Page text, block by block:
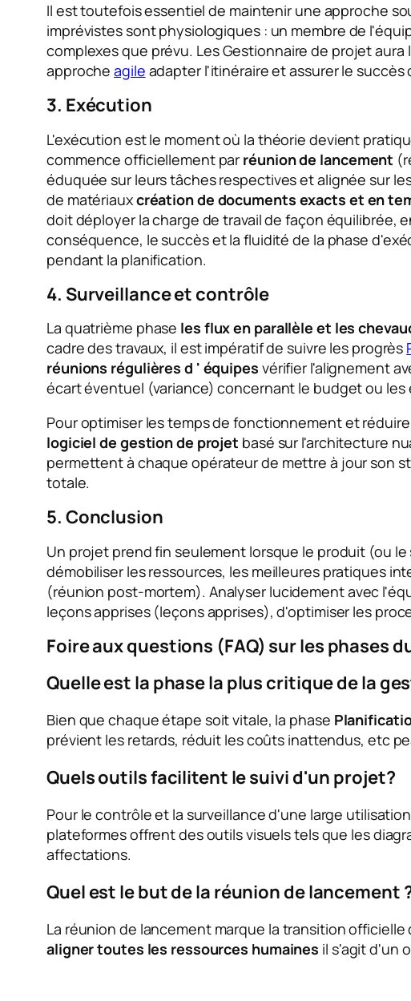
Il est toutefois essentiel de maintenir une approche
imprévistes sont physiologiques : un membre de
complexes que prévu. LesGestionnaire de projetaura
approcheagile adapter l'itinéraire et assurer le
3. Exécution
L'exécution est le moment où la théorie devient
commence officiellement par réunion de lancement
éduquée sur leurs tâches respectives et alignée sur
de matériauxcréation de documents exacts et en
doit déployer la charge de travail de façon équilibrée,
conséquence, le succès et la fluidité de la phase
pendant la planification.
4. Surveillance et contrôle
La quatrième phase les flux en parallèle et les
cadre des travaux, il est impératif de suivre les progrès
réunions régulières d ' équipes vérifier l'alignement
écart éventuel (variance) concernant le budget ou les
Pour optimiser les temps de fonctionnement et
logiciel de gestion de projet basé sur l'architecture
permettent à chaque opérateur de mettre à jour son
totale.
5. Conclusion
Un projet prend fin seulement lorsque le produit (ou
démobiliser les ressources, les meilleures pratiques
(réunion post-mortem). Analyser lucidement avec
leçons apprises (leçons apprises), d'optimiser les
Foire aux questions (FAQ) sur les phases
Quelle est la phase la plus critique de la
Bien que chaque étape soit vitale, la phase
prévient les retards, réduit les coûts inattendus, etc
Quels outils facilitent le suivi d'un projet?
Pour le contrôle et la surveillance d'une large
plateformes offrent des outils visuels tels que les
affectations.
Quel est le but de la réunion de lancement
La réunion de lancement marque la transition
aligner toutes les ressources humaines il s'agit d'un